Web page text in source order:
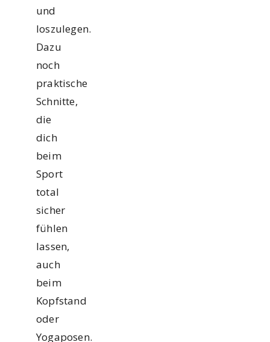
und
loszulegen.
Dazu
noch
praktische
Schnitte,
die
dich
beim
Sport
total
sicher
fühlen
lassen,
auch
beim
Kopfstand
oder
Yogaposen.